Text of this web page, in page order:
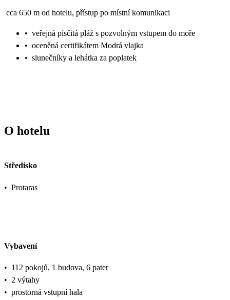
cca 650 m od hotelu, přístup po místní komunikaci
• veřejná písčitá pláž s pozvolným vstupem do moře
• oceněná certifikátem Modrá vlajka
• slunečníky a lehátka za poplatek
O hotelu
Středisko
• Protaras
Vybavení
• 112 pokojů, 1 budova, 6 pater
• 2 výtahy
• prostorná vstupní hala